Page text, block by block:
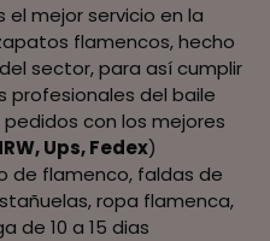
el mejor servicio en la
flamencos, hecho
sector, para así cumplir
profesionales del baile
con los mejores
Ups, Fedex)
de flamenco, faldas de
ropa flamenca,
de 10 a 15 dias